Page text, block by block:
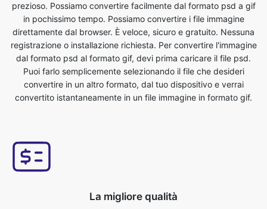
dal formato psd al formato gif, devi prima caricare il file psd.
Puoi farlo semplicemente selezionando il file che desideri
convertire in un altro formato, dal tuo dispositivo e verrai
convertito istantaneamente in un file immagine in formato gif.
La qualità dell'immagine non sarà influenzata dalla conversione
conversione di immagini online ha questa come una delle sue
caratteristiche principali. Ci assicuriamo che i nostri file